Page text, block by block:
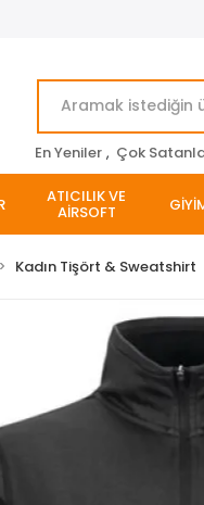
En Yeniler , Çok
ATICILIK VE
AİRSOFT
Kadın Tişört & Sweatshirt